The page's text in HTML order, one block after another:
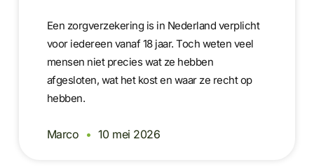
Een zorgverzekering is in Nederland verplicht
voor iedereen vanaf 18 jaar. Toch weten veel
mensen niet precies wat ze hebben
afgesloten, wat het kost en waar ze recht op
hebben.
Marco 10 mei 2026